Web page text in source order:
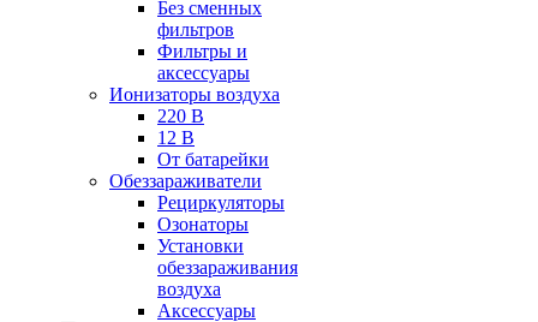
Без сменных
фильтров
Фильтры и
аксессуары
Ионизаторы воздуха
220 В
12 В
От батарейки
Обеззараживатели
Рециркуляторы
Озонаторы
Установки
обеззараживания
воздуха
Аксессуары